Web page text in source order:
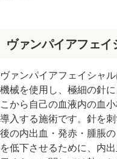
ヴァンパイアフェイ
ヴァンパイアフェイシャ
機械を使用し、極細の針
こから自己の血液内の血
導入する施術です。針を
後の内出血・発赤・腫脹
を低下させるために、内